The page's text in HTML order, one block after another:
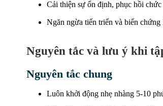
Cải thiện sự ổn định, phục hồi
Ngăn ngừa tiến triển và biến
Nguyên tắc và lưu ý khi
Nguyên tắc chung
Luôn khởi động nhẹ nhàng 5-10